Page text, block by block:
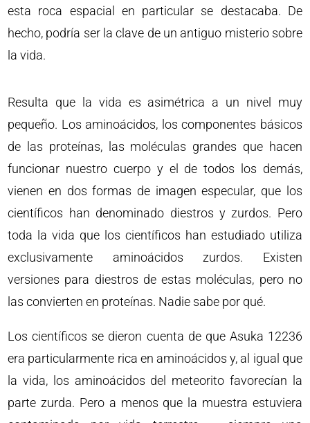
esta roca espacial en particular se destacaba. De
hecho, podría ser la clave de un antiguo misterio sobre
la vida.
Resulta que la vida es asimétrica a un nivel muy
pequeño. Los aminoácidos, los componentes básicos
de las proteínas, las moléculas grandes que hacen
funcionar nuestro cuerpo y el de todos los demás,
vienen en dos formas de imagen especular, que los
científicos han denominado diestros y zurdos. Pero
toda la vida que los científicos han estudiado utiliza
exclusivamente aminoácidos zurdos. Existen
versiones para diestros de estas moléculas, pero no
las convierten en proteínas. Nadie sabe por qué.
Los científicos se dieron cuenta de que Asuka 12236
era particularmente rica en aminoácidos y, al igual que
la vida, los aminoácidos del meteorito favorecían la
parte zurda. Pero a menos que la muestra estuviera